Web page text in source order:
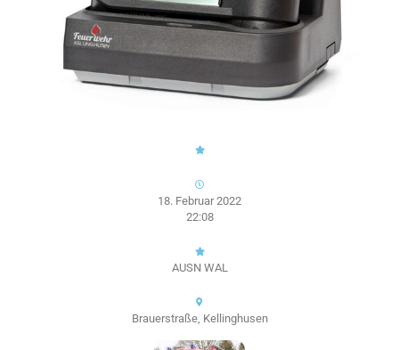
18. Februar 2022
22:08
AUSN WAL
Brauerstraße, Kellinghusen